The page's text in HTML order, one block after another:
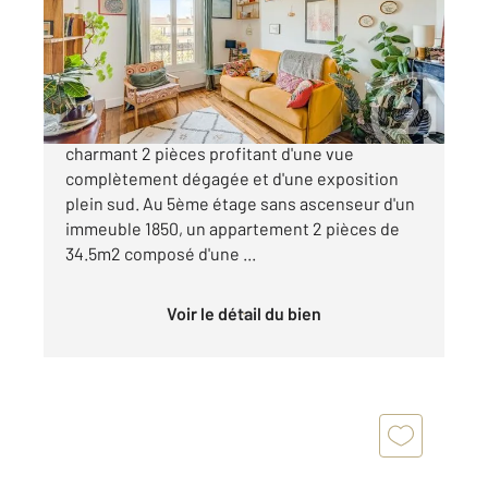
Appartement F2 à vendre
330 000 €
Boulevard de Charonne, en étage élevé,
charmant 2 pièces profitant d'une vue
complètement dégagée et d'une exposition
plein sud. Au 5ème étage sans ascenseur d'un
immeuble 1850, un appartement 2 pièces de
34.5m2 composé d'une ...
Voir le détail du bien